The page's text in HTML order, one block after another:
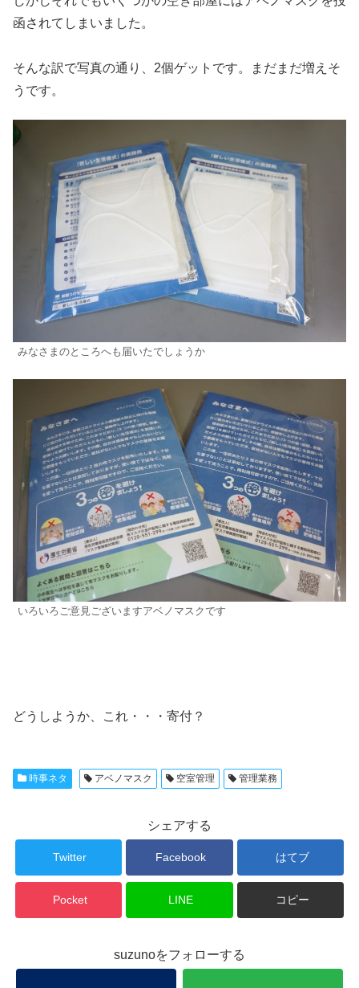
函されてしまいました。
そんな訳で写真の通り、2個ゲットです。まだまだ増えそ
うです。
みなさまのところへも届いたでしょうか
いろいろご意見ございますアベノマスクです
どうしようか、これ・・・寄付？
時事ネタ アベノマスク 空室管理 管理業務
シェアする
Twitter Facebook はてブ
Pocket LINE コピー
suzunoをフォローする